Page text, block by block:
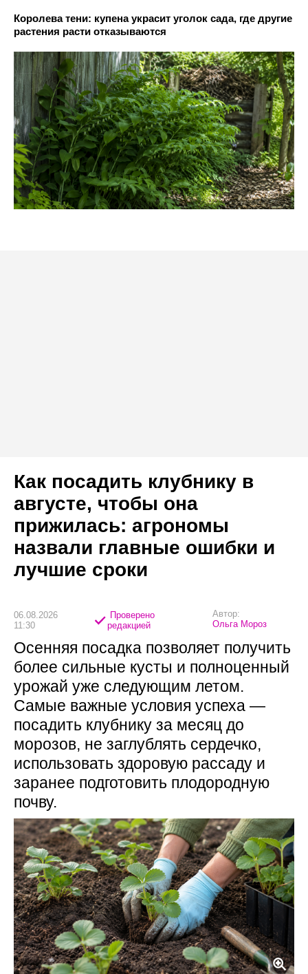
Королева тени: купена украсит уголок сада, где другие
растения расти отказываются
Как посадить клубнику в
августе, чтобы она
прижилась: агрономы
назвали главные ошибки и
лучшие сроки
06.08.2026
11:30
Проверено
редакцией
Автор:
Ольга Мороз
Осенняя посадка позволяет получить
более сильные кусты и полноценный
урожай уже следующим летом.
Самые важные условия успеха —
посадить клубнику за месяц до
морозов, не заглублять сердечко,
использовать здоровую рассаду и
заранее подготовить плодородную
почву.